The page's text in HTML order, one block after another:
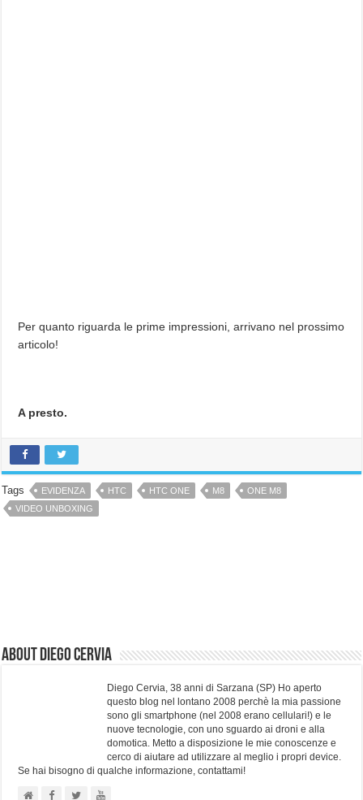
Per quanto riguarda le prime impressioni, arrivano nel prossimo
articolo!
A presto.
Tags EVIDENZA HTC HTC ONE M8
ONE M8
VIDEO UNBOXING
About Diego Cervia
Diego Cervia, 38 anni di Sarzana (SP) Ho aperto
questo blog nel lontano 2008 perchè la mia passione
sono gli smartphone (nel 2008 erano cellulari!) e le
nuove tecnologie, con uno sguardo ai droni e alla
domotica. Metto a disposizione le mie conoscenze e
cerco di aiutare ad utilizzare al meglio i propri device.
Se hai bisogno di qualche informazione, contattami!